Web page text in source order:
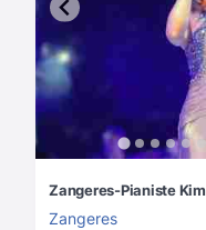
Zangeres-Pianiste Kim
Zangeres